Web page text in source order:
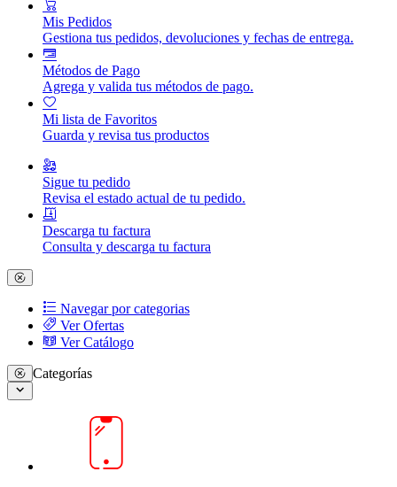
Mis Pedidos
Gestiona tus pedidos, devoluciones y fechas de entrega.
Métodos de Pago
Agrega y valida tus métodos de pago.
Mi lista de Favoritos
Guarda y revisa tus productos
Sigue tu pedido
Revisa el estado actual de tu pedido.
Descarga tu factura
Consulta y descarga tu factura
Navegar por categorias
Ver Ofertas
Ver Catálogo
Categorías